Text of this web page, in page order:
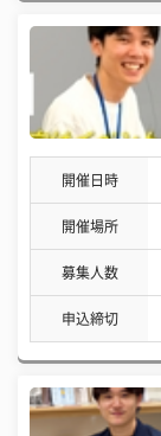
開催日時
開催場所
募集人数
申込締切